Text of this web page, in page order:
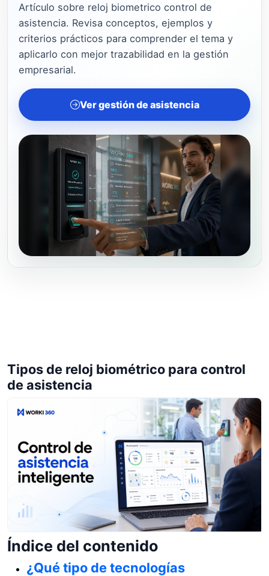
Artículo sobre reloj biometrico control de
asistencia. Revisa conceptos, ejemplos y
criterios prácticos para comprender el tema y
aplicarlo con mejor trazabilidad en la gestión
empresarial.
Ver gestión de asistencia
Tipos de reloj biométrico para control
de asistencia
Índice del contenido
¿Qué tipo de tecnologías